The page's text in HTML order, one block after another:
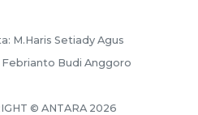
M.Haris Setiady Agus
Febrianto Budi Anggoro
© ANTARA 2026